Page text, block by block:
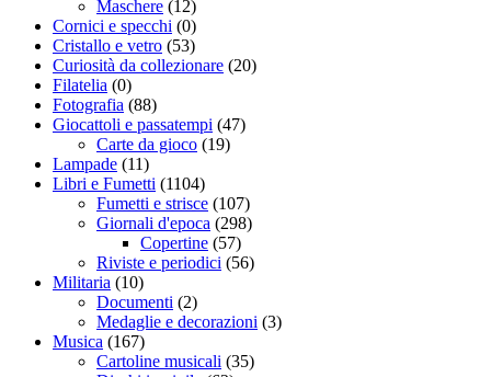
Maschere (12)
Cornici e specchi (0)
Cristallo e vetro (53)
Curiosità da collezionare (20)
Filatelia (0)
Fotografia (88)
Giocattoli e passatempi (47)
Carte da gioco (19)
Lampade (11)
Libri e Fumetti (1104)
Fumetti e strisce (107)
Giornali d'epoca (298)
Copertine (57)
Riviste e periodici (56)
Militaria (10)
Documenti (2)
Medaglie e decorazioni (3)
Musica (167)
Cartoline musicali (35)